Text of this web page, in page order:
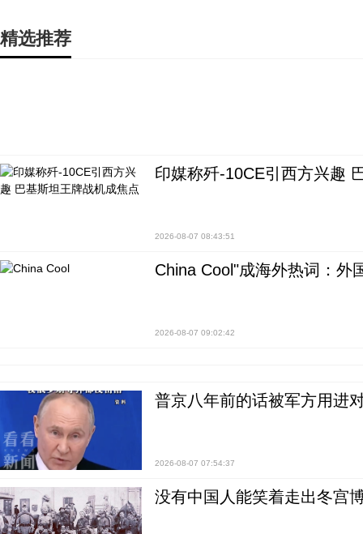
精选推荐
印媒称歼-10CE引西方兴趣
2026-08-07 08:43:51
China Cool"成海外热词：外
2026-08-07 09:02:42
普京八年前的话被军方用进
2026-08-07 07:54:37
没有中国人能笑着走出冬宫